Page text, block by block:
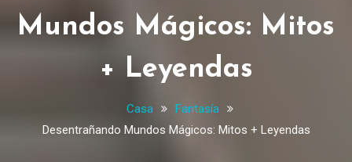
Mundos Mágicos: Mitos
+ Leyendas
Casa
Fantasía
Desentrañando Mundos Mágicos: Mitos + Leyendas